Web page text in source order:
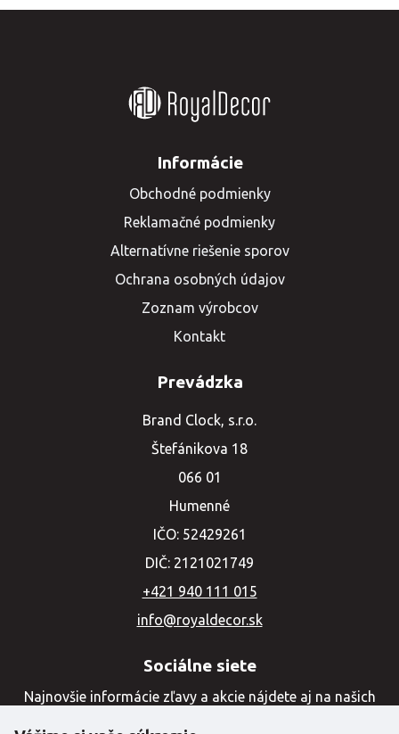
Informácie
Obchodné podmienky
Reklamačné podmienky
Alternatívne riešenie sporov
Ochrana osobných údajov
Zoznam výrobcov
Kontakt
Prevádzka
Brand Clock, s.r.o.
Štefánikova 18
066 01
Humenné
IČO: 52429261
DIČ: 2121021749
+421 940 111 015
info@royaldecor.sk
Sociálne siete
Najnovšie informácie zľavy a akcie nájdete aj na našich